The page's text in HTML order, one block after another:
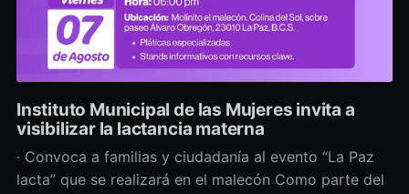
Instituto Municipal de las Mujeres invita a
visibilizar la lactancia materna
· Convoca a familias y ciudadanía al evento “La Paz
lacta” que se realizará en el malecón Como parte del